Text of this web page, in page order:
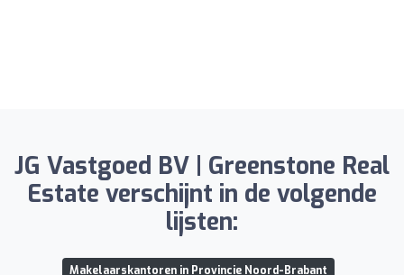
JG Vastgoed BV | Greenstone Real
Estate verschijnt in de volgende
lijsten:
Makelaarskantoren in Provincie Noord-Brabant